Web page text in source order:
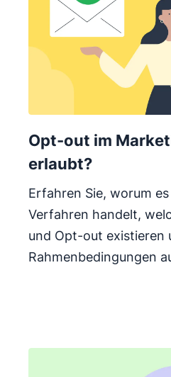
Opt-out im
erlaubt?
Erfahren Sie, worum
Verfahren handelt,
und Opt-out existieren
Rahmenbedingungen